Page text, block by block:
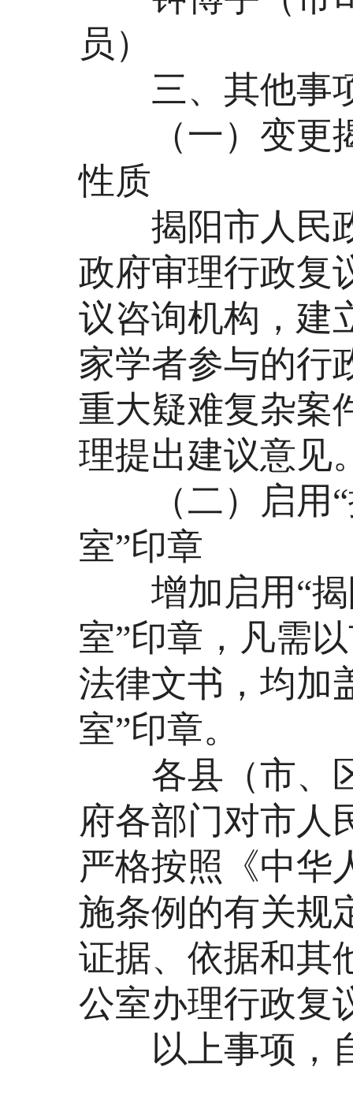
员）
三、其他事
（一）变更揭
性质
揭阳市人民政
政府审理行政复
议咨询机构，建
家学者参与的行
重大疑难复杂案
理提出建议意见
（二）启用“
室”印章
增加启用“揭
室”印章，凡需
法律文书，均加
室”印章。
各县（市、区
府各部门对市人
严格按照《中华
施条例的有关规
证据、依据和其
公室办理行政复
以上事项，自